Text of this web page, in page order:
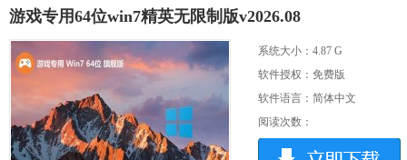
游戏专用64位win7精英无限制版v2026.08
系统大小： 4.87 G
软件授权：免费版
软件语言：简体中文
阅读次数：